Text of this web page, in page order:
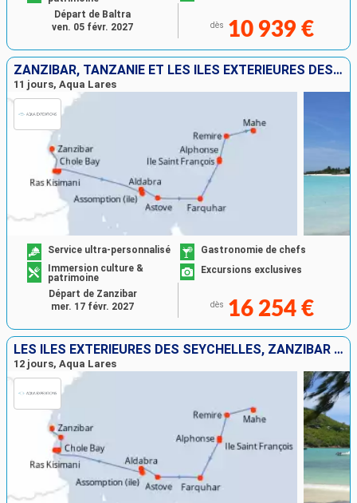
dès 10 939 €
Départ de Baltra
ven. 05 févr. 2027
ZANZIBAR, TANZANIE ET LES ÎLES EXTÉRIEURES DES SEYCHELLES
11 jours, Aqua Lares
Service ultra-personnalisé
Gastronomie de chefs
Immersion culture &
patrimoine
Excursions exclusives
dès 16 254 €
Départ de Zanzibar
mer. 17 févr. 2027
LES ÎLES EXTÉRIEURES DES SEYCHELLES, ZANZIBAR ET TANZANIE
12 jours, Aqua Lares